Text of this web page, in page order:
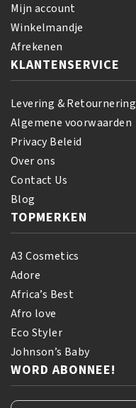
Mijn account
Winkelmandje
Afrekenen
KLANTENSERVICE
Levering & Retournering
Algemene voorwaarden
Privacy Beleid
Over ons
Contact Us
Blog
TOPMERKEN
A3 Cosmetics
Adore
Africa’s Best
Afro love
Eco Styler
Johnson’s Baby
WORD ABONNEE!